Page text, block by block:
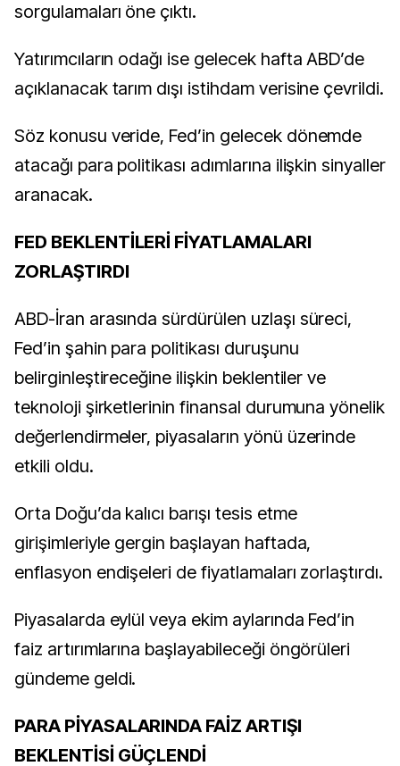
sorgulamaları öne çıktı.
Yatırımcıların odağı ise gelecek hafta ABD’de
açıklanacak tarım dışı istihdam verisine çevrildi.
Söz konusu veride, Fed’in gelecek dönemde
atacağı para politikası adımlarına ilişkin sinyaller
aranacak.
FED BEKLENTİLERİ FİYATLAMALARI
ZORLAŞTIRDI
ABD-İran arasında sürdürülen uzlaşı süreci,
Fed’in şahin para politikası duruşunu
belirginleştireceğine ilişkin beklentiler ve
teknoloji şirketlerinin finansal durumuna yönelik
değerlendirmeler, piyasaların yönü üzerinde
etkili oldu.
Orta Doğu’da kalıcı barışı tesis etme
girişimleriyle gergin başlayan haftada,
enflasyon endişeleri de fiyatlamaları zorlaştırdı.
Piyasalarda eylül veya ekim aylarında Fed’in
faiz artırımlarına başlayabileceği öngörüleri
gündeme geldi.
PARA PİYASALARINDA FAİZ ARTIŞI
BEKLENTİSİ GÜÇLENDİ